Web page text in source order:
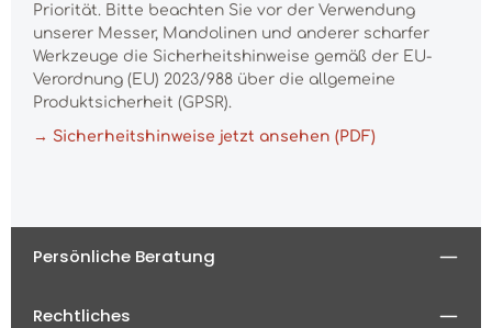
Priorität. Bitte beachten Sie vor der Verwendung
unserer Messer, Mandolinen und anderer scharfer
Werkzeuge die Sicherheitshinweise gemäß der EU-
Verordnung (EU) 2023/988 über die allgemeine
Produktsicherheit (GPSR).
→ Sicherheitshinweise jetzt ansehen (PDF)
Persönliche Beratung
Rechtliches